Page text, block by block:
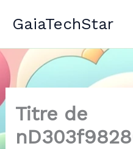
GaiaTechStar
Titre de